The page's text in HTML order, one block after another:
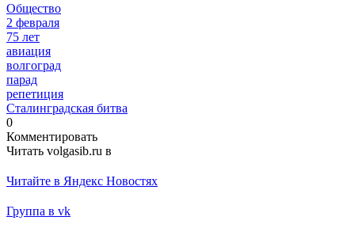
Общество
2 февраля
75 лет
авиация
волгоград
парад
репетиция
Сталинградская битва
0
Комментировать
Читать volgasib.ru в
Читайте в Яндекс Новостях
Группа в vk